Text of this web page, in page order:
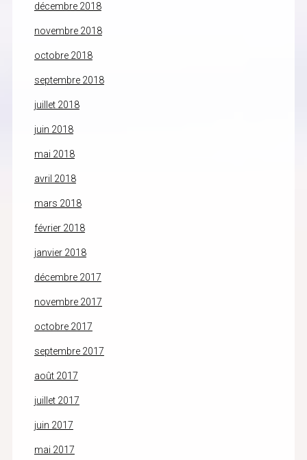
décembre 2018
novembre 2018
octobre 2018
septembre 2018
juillet 2018
juin 2018
mai 2018
avril 2018
mars 2018
février 2018
janvier 2018
décembre 2017
novembre 2017
octobre 2017
septembre 2017
août 2017
juillet 2017
juin 2017
mai 2017